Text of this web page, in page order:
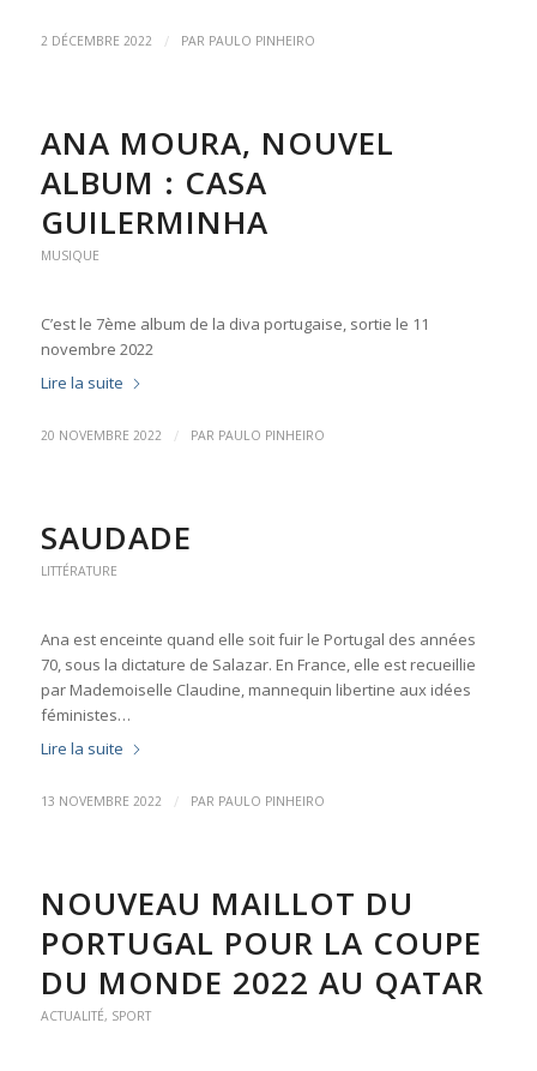
2 DÉCEMBRE 2022 / PAR PAULO PINHEIRO
ANA MOURA, NOUVEL
ALBUM : CASA
GUILERMINHA
MUSIQUE
C’est le 7ème album de la diva portugaise, sortie le 11
novembre 2022
Lire la suite
20 NOVEMBRE 2022 / PAR PAULO PINHEIRO
SAUDADE
LITTÉRATURE
Ana est enceinte quand elle soit fuir le Portugal des années
70, sous la dictature de Salazar. En France, elle est recueillie
par Mademoiselle Claudine, mannequin libertine aux idées
féministes…
Lire la suite
13 NOVEMBRE 2022 / PAR PAULO PINHEIRO
NOUVEAU MAILLOT DU
PORTUGAL POUR LA COUPE
DU MONDE 2022 AU QATAR
ACTUALITÉ, SPORT